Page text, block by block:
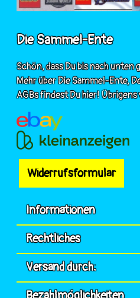
Die Sammel-Ente
Schön, dass Du bis nach unten
Mehr über Die Sammel-Ente,
AGBs findest Du hier!
Widerrufsformular
Informationen
Rechtliches
Versand durch: